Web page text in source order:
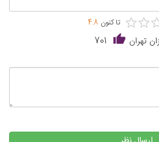
★★
★★ تا کنون 4.8
تهران 701